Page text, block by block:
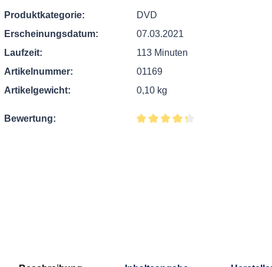
Produktkategorie:
DVD
Erscheinungsdatum:
07.03.2021
Laufzeit:
113 Minuten
Artikelnummer:
01169
Artikelgewicht:
0,10 kg
Bewertung: